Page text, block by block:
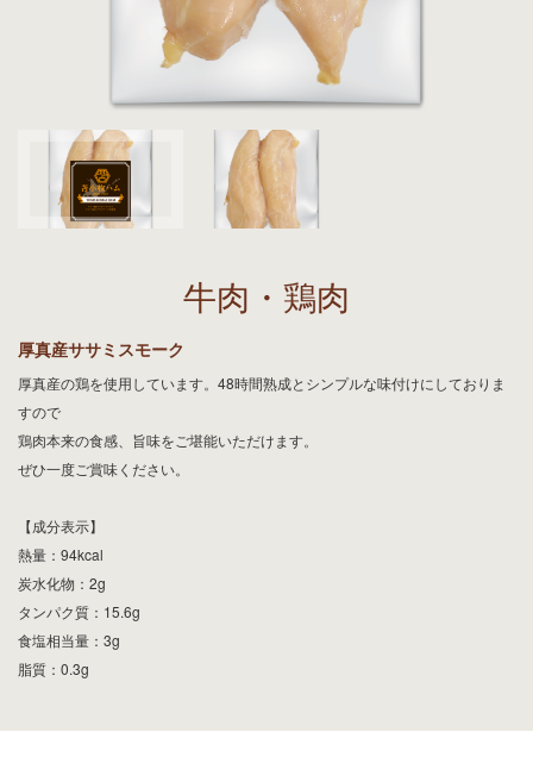
牛肉・鶏肉
厚真産ササミスモーク
厚真産の鶏を使用しています。 48時間熟成とシンプルな味付けにしておりま
すので
鶏肉本来の食感、旨味をご堪能いただけます。
ぜひ一度ご賞味ください。
【成分表示】
熱量：94kcal
炭水化物：2g
タンパク質：15.6g
食塩相当量：3g
脂質：0.3g